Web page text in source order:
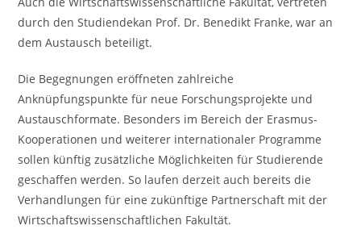
durch den Studiendekan Prof. Dr. Benedikt Franke, war an
dem Austausch beteiligt.
Die Begegnungen eröffneten zahlreiche
Anknüpfungspunkte für neue Forschungsprojekte und
Austauschformate. Besonders im Bereich der Erasmus-
Kooperationen und weiterer internationaler Programme
sollen künftig zusätzliche Möglichkeiten für Studierende
geschaffen werden. So laufen derzeit auch bereits die
Verhandlungen für eine zukünftige Partnerschaft mit der
Wirtschaftswissenschaftlichen Fakultät.